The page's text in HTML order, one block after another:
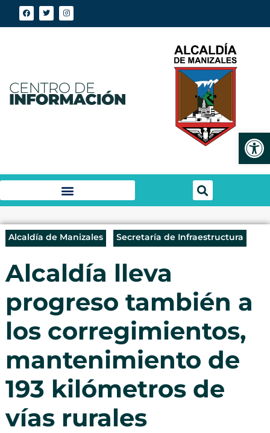
Alcaldía de Manizales Secretaría de Infraestructura
Alcaldía lleva
progreso también a
los corregimientos,
mantenimiento de
193 kilómetros de
vías rurales